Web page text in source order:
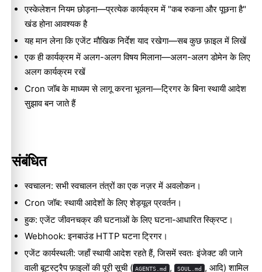
एस्केलेशन नियम छोड़ना—प्रत्येक कार्यक्रम में "कब रुकना और पूछना है"
खंड होना आवश्यक है
यह मान लेना कि एजेंट मौखिक निर्देश याद रखेगा—सब कुछ फ़ाइल में लिखें
एक ही कार्यक्रम में अलग-अलग विषय मिलाना—अलग-अलग डोमेन के लिए
अलग कार्यक्रम रखें
Cron जॉब के माध्यम से लागू करना भूलना—ट्रिगर के बिना स्थायी आदेश
सुझाव बन जाते हैं
संबंधित
स्वचालन: सभी स्वचालन तंत्रों का एक नज़र में अवलोकन।
Cron जॉब: स्थायी आदेशों के लिए शेड्यूल प्रवर्तन।
हुक: एजेंट जीवनचक्र की घटनाओं के लिए घटना-आधारित स्क्रिप्ट।
Webhook: इनबाउंड HTTP घटना ट्रिगर।
एजेंट कार्यस्थली: जहाँ स्थायी आदेश रहते हैं, जिसमें स्वतः इंजेक्ट की जाने
वाली बूटस्ट्रैप फ़ाइलों की पूरी सूची ( AGENTS.md , SOUL.md , आदि) शामिल